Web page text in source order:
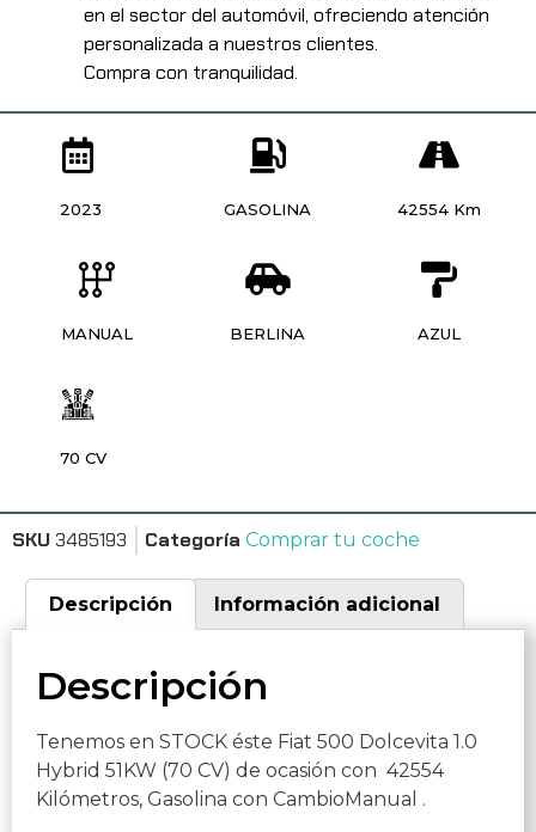
en el sector del automóvil, ofreciendo atención
personalizada a nuestros clientes.
Compra con tranquilidad.
2023 GASOLINA 42554 Km
MANUAL BERLINA AZUL
70 CV
SKU 3485193 Categoría Comprar tu coche
Descripción Información adicional
Descripción
Tenemos en STOCK éste Fiat 500 Dolcevita 1.0
Hybrid 51KW (70 CV) de ocasión con 42554
Kilómetros, Gasolina con CambioManual .